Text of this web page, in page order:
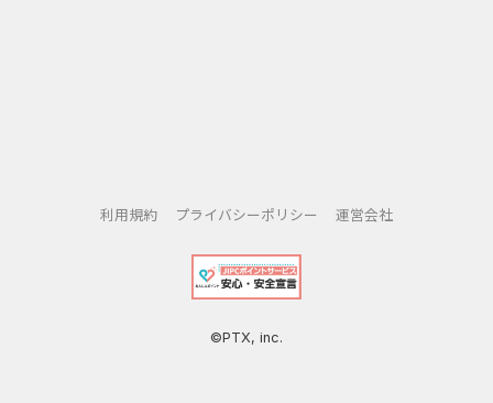
利用規約 プライバシーポリシー 運営会社
©PTX, inc.